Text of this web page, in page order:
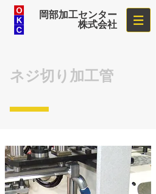
岡部加工センター
株式会社
ネジ切り加工管